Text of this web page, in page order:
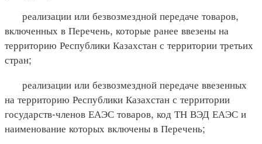
реализации или безвозмездной передаче товаров,
включенных в Перечень, которые ранее ввезены на
территорию Республики Казахстан с территории третьих
стран;
реализации или безвозмездной передаче ввезенных
на территорию Республики Казахстан с территории
государств-членов ЕАЭС товаров, код ТН ВЭД ЕАЭС и
наименование которых включены в Перечень;